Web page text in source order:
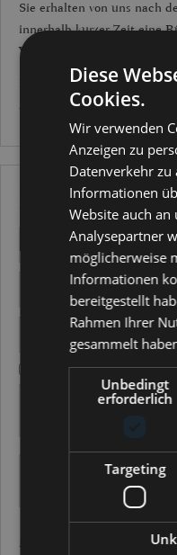
Sie erhalten von uns nach
innerhalb kurzer Zeit eine
Vorgehensweise.
Bitte füllen Sie die
müssen diese dann nicht
Defektes Produkt
Firma (Wenn ja, bitte
Ich habe die
Diese
Cookies.
Wir verwenden
Anzeigen zu
Datenverkehr zu
Informationen
Website auch an
Analysepartner
möglicherweise
Informationen
bereitgestellt
Rahmen Ihrer
gesammelt
Unbedingt
erforderlich
Targeting